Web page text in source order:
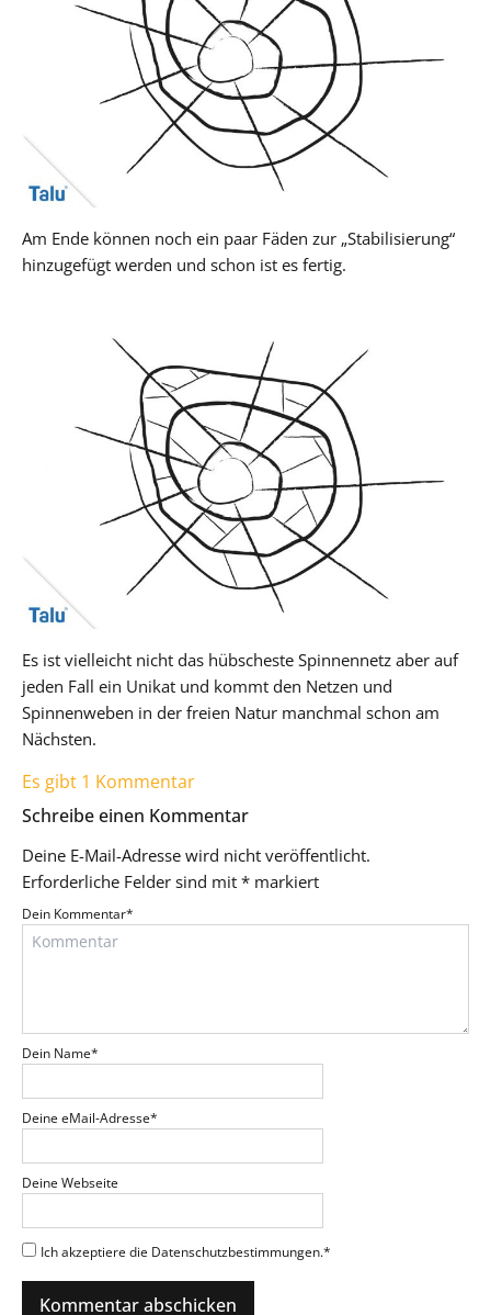
Am Ende können noch ein paar Fäden zur „Stabilisierung“
hinzugefügt werden und schon ist es fertig.
Es ist vielleicht nicht das hübscheste Spinnennetz aber auf
jeden Fall ein Unikat und kommt den Netzen und
Spinnenweben in der freien Natur manchmal schon am
Nächsten.
Es gibt 1 Kommentar
Schreibe einen Kommentar
Deine E-Mail-Adresse wird nicht veröffentlicht.
Erforderliche Felder sind mit * markiert
Dein Kommentar*
Dein Name*
Deine eMail-Adresse*
Deine Webseite
Ich akzeptiere die Datenschutzbestimmungen.*